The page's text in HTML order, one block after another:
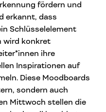
fördern und
erkannt, dass
Schlüsselelement
wird konkret
ihre
Inspirationen auf
Diese Moodboards
sondern auch
Mittwoch stellen die